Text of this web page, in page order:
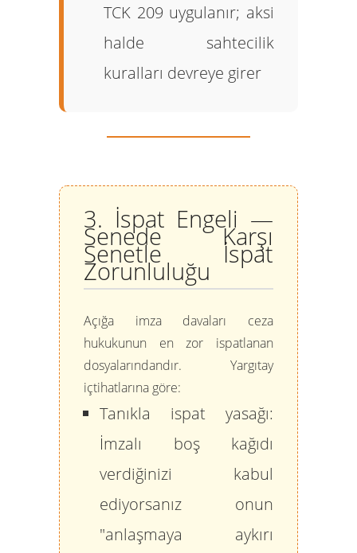
TCK 209 uygulanır; aksi
halde sahtecilik
kuralları devreye girer
3. İspat Engeli —
Senede Karşı
Senetle İspat
Zorunluluğu
Açığa imza davaları ceza
hukukunun en zor ispatlanan
dosyalarındandır. Yargıtay
içtihatlarına göre:
Tanıkla ispat yasağı:
İmzalı boş kağıdı
verdiğinizi kabul
ediyorsanız onun
"anlaşmaya aykırı